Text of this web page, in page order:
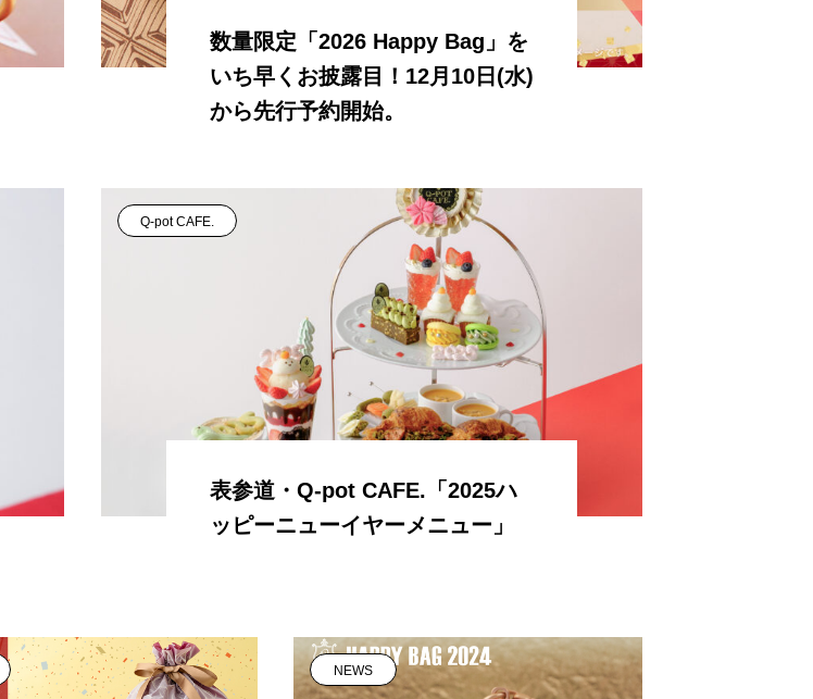
数量限定「2026 Happy Bag」を
いち早くお披露目！12月10日(水)
から先行予約開始。
Q-pot CAFE.
表参道・Q-pot CAFE.「2025ハ
ッピーニューイヤーメニュー」
NEWS